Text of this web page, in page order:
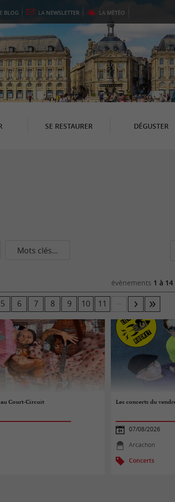
BLOG LA NEWSLETTER LA MÉTÉO
SE RESTAURER DÉGUSTER
Mots clés...
évènements 1 à 14
5 6 7 8 9 10 11
Court-Circuit Les concerts du
07/08/2026
Arcachon
Concerts